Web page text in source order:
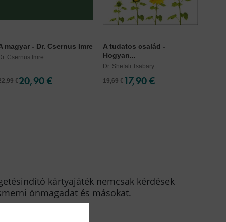
magyar - Dr. Csernus Imre
Csernus Imre
€20,90 €
A tudatos család -
Hogyan...
Dr. Shefali Tsabary
19,69 €17,90 €
kártyajáték nemcsak kérdések
önmagadat és másokat.